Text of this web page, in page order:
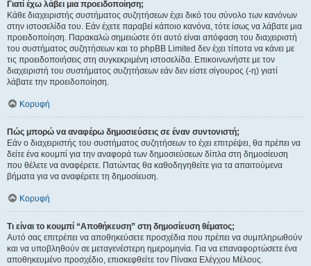
Γιατί έχω λάβει μια προειδοποίηση;
Κάθε διαχειριστής συστήματος συζητήσεων έχει δικό του σύνολο των κανόνων
στην ιστοσελίδα του. Εάν έχετε παραβεί κάποιο κανόνα, τότε ίσως να λάβατε μια
προειδοποίηση. Παρακαλώ σημειώστε ότι αυτό είναι απόφαση του διαχειριστή
του συστήματος συζητήσεων και το phpBB Limited δεν έχει τίποτα να κάνει με
τις προειδοποιήσεις στη συγκεκριμένη ιστοσελίδα. Επικοινωνήστε με τον
διαχειριστή του συστήματος συζητήσεων εάν δεν είστε σίγουρος (-η) γιατί
λάβατε την προειδοποίηση.
Κορυφή
Πώς μπορώ να αναφέρω δημοσιεύσεις σε έναν συντονιστή;
Εάν ο διαχειριστής του συστήματος συζητήσεων το έχει επιτρέψει, θα πρέπει να
δείτε ένα κουμπί για την αναφορά των δημοσιεύσεων δίπλα στη δημοσίευση
που θέλετε να αναφέρετε. Πατώντας θα καθοδηγηθείτε για τα απαιτούμενα
βήματα για να αναφέρετε τη δημοσίευση.
Κορυφή
Τι είναι το κουμπί “Αποθήκευση” στη δημοσίευση θέματος;
Αυτό σας επιτρέπει να αποθηκεύσετε προσχέδια που πρέπει να συμπληρωθούν
και να υποβληθούν σε μεταγενέστερη ημερομηνία. Για να επαναφορτώσετε ένα
αποθηκευμένο προσχέδιο, επισκεφθείτε τον Πίνακα Ελέγχου Μέλους.